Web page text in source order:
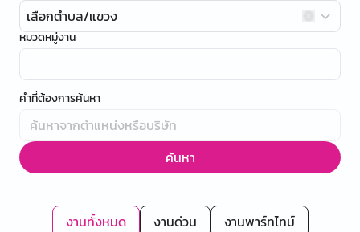
เลือกตำบล/แขวง
หมวดหมู่งาน
คำที่ต้องการค้นหา
ค้นหา
งานทั้งหมด งานด่วน
งานพาร์ทไทม์